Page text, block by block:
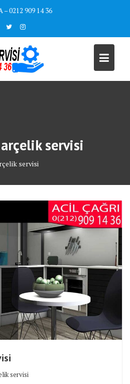
– 0212 909 14 36
servisi
servisi
servisi